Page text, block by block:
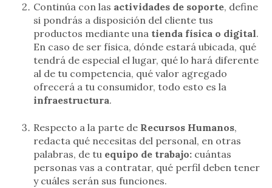
Continúa con las actividades de soporte, define
si pondrás a disposición del cliente tus
productos mediante una tienda física o digital.
En caso de ser física, dónde estará ubicada, qué
tendrá de especial el lugar, qué lo hará diferente
al de tu competencia, qué valor agregado
ofrecerá a tu consumidor, todo esto es la
infraestructura.
Respecto a la parte de Recursos Humanos,
redacta qué necesitas del personal, en otras
palabras, de tu equipo de trabajo: cuántas
personas vas a contratar, qué perfil deben tener
y cuáles serán sus funciones.